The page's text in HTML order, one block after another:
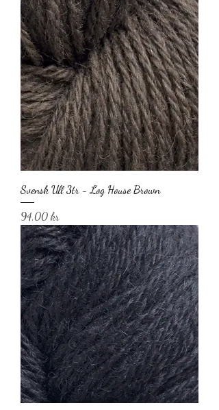
Svensk Ull 3tr - Log House Brown
Pris
94,00 kr